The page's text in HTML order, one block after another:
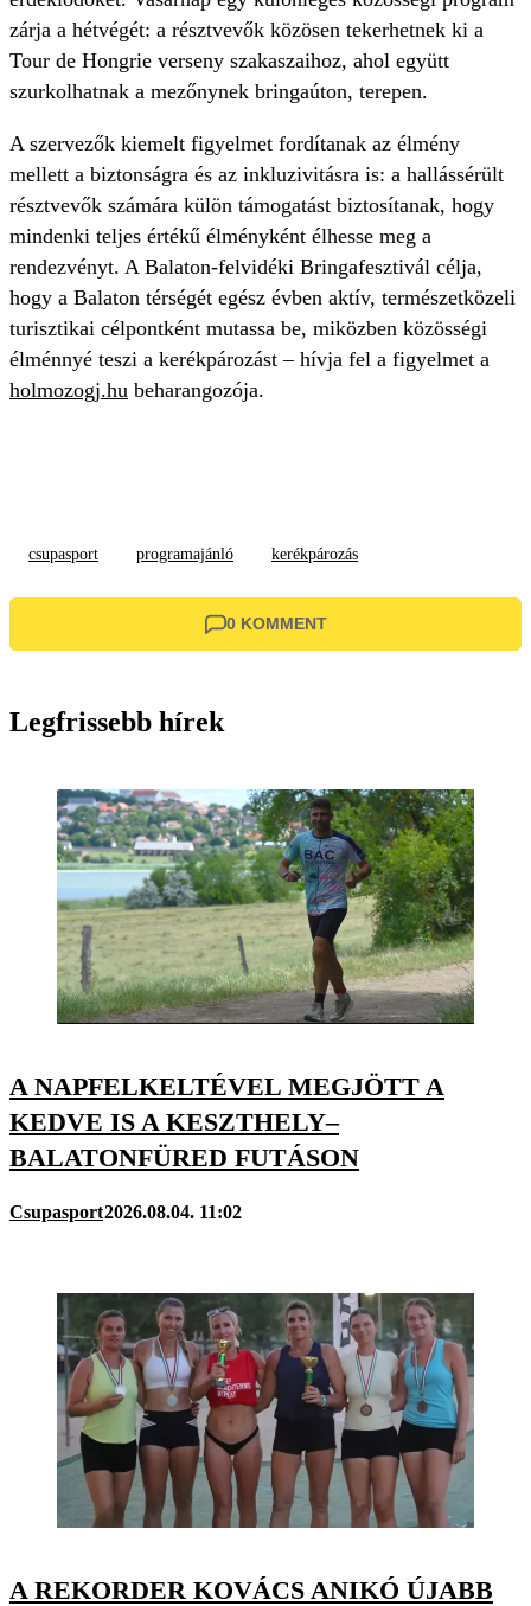
zárja a hétvégét: a résztvevők közösen tekerhetnek ki a
Tour de Hongrie verseny szakaszaihoz, ahol együtt
szurkolhatnak a mezőnynek bringaúton, terepen.
A szervezők kiemelt figyelmet fordítanak az élmény
mellett a biztonságra és az inkluzivitásra is: a hallássérült
résztvevők számára külön támogatást biztosítanak, hogy
mindenki teljes értékű élményként élhesse meg a
rendezvényt. A Balaton-felvidéki Bringafesztivál célja,
hogy a Balaton térségét egész évben aktív, természetközeli
turisztikai célpontként mutassa be, miközben közösségi
élménnyé teszi a kerékpározást – hívja fel a figyelmet a
holmozogj.hu beharangozója.
csupasport programajánló kerékpározás
0 KOMMENT
Legfrissebb hírek
A NAPFELKELTÉVEL MEGJÖTT A
KEDVE IS A KESZTHELY–
BALATONFÜRED FUTÁSON
Csupasport2026.08.04. 11:02
A REKORDER KOVÁCS ANIKÓ ÚJABB